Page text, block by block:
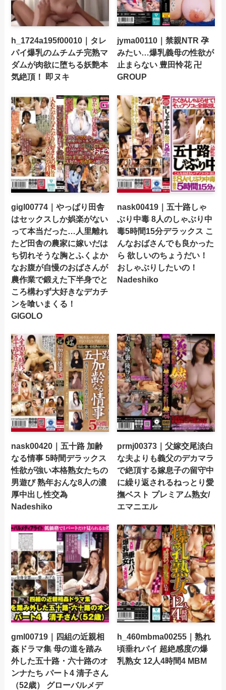
h_1724a195f00010｜タレ
パイ爆乳のムチムチ完熟マ
ダムが肉欲に堕ちる妖艶本
気絶頂！ 即ヌキ
jyma00110｜禁親NTR 孕
みたい…爆乳義母の性欲が
止まらない 豊田怜花 卍
GROUP
gigl00774｜やっぱり田舎
はセックスしか娯楽がない
って本当だった…人里離れ
たど田舎の農家に嫁いだは
ち切れそうな胸とふくよか
なお腹が自慢のおばさんが
農作業で鍛えた下半身でと
ころ構わず大好きなデカチ
ンを喰いまくる！
GIGOLO
nask00419｜五十路しゃ
ぶり中毒 8人のしゃぶり中
毒5時間15分デラックス こ
んなおばさんでも良かった
ら 欲しいのちょうだい！
おしゃぶりしたいの！
Nadeshiko
nask00420｜五十路 加齢
なる情事 5時間デラックス
性欲が強い本格熟女たちの
男遊び 熟年おんな8人の濃
厚中出し性交為
Nadeshiko
prmj00373｜父嫁交尾淡白
な夫よりも義父のデカマラ
で絶頂する嫁息子の留守中
に繰り返されるねっとり愛
撫ベスト プレミアム熟女/
エマニエル
gml00719｜四組の近親相
姦ドラマ集 母の道を踏み
外した五十路・六十路のオ
ンナたち パート4 清子さん
（52歳） グローバルメデ
h_460mbma00255｜熟れ
頃垂れパイ 超絶感度の爆
乳熟女 12人4時間4 MBM